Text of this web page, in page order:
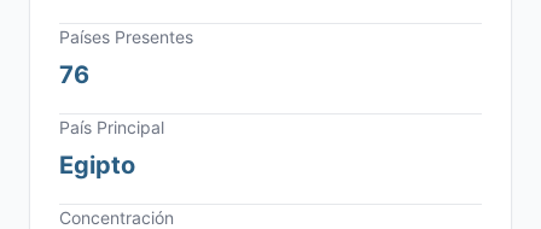
Países Presentes
76
País Principal
Egipto
Concentración